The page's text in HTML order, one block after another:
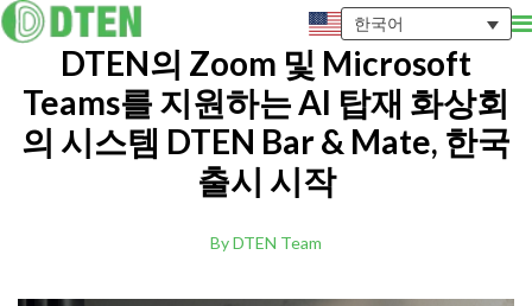
한국어
DTEN의 Zoom 및 Microsoft
Teams를 지원하는 AI 탑재 화상회
의 시스템 DTEN Bar & Mate, 한국
출시 시작
By DTEN Team